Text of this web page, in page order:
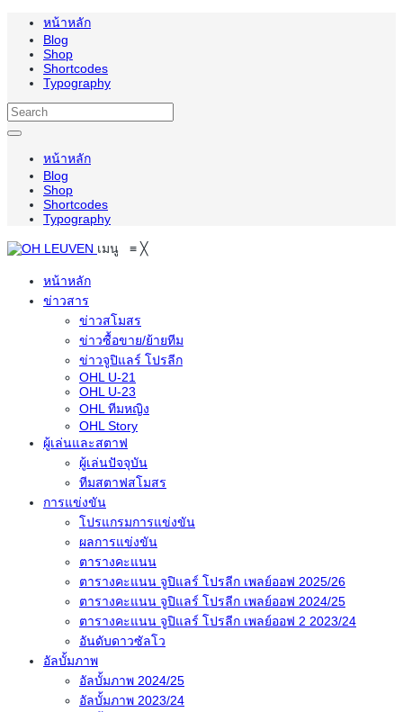
หน้าหลัก
Blog
Shop
Shortcodes
Typography
หน้าหลัก
Blog
Shop
Shortcodes
Typography
เมนู ≡ ╳
หน้าหลัก
ข่าวสาร
ข่าวสโมสร
ข่าวซื้อขาย/ย้ายทีม
ข่าวจูปิแลร์ โปรลีก
OHL U-21
OHL U-23
OHL ทีมหญิง
OHL Story
ผู้เล่นและสตาฟ
ผู้เล่นปัจจุบัน
ทีมสตาฟสโมสร
การแข่งขัน
โปรแกรมการแข่งขัน
ผลการแข่งขัน
ตารางคะแนน
ตารางคะแนน จูปิแลร์ โปรลีก เพลย์ออฟ 2025/26
ตารางคะแนน จูปิแลร์ โปรลีก เพลย์ออฟ 2024/25
ตารางคะแนน จูปิแลร์ โปรลีก เพลย์ออฟ 2 2023/24
อันดับดาวซัลโว
อัลบั้มภาพ
อัลบั้มภาพ 2024/25
อัลบั้มภาพ 2023/24